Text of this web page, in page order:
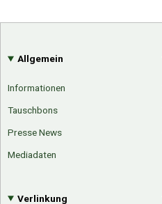
Allgemein
Informationen
Tauschbons
Presse News
Mediadaten
Verlinkung